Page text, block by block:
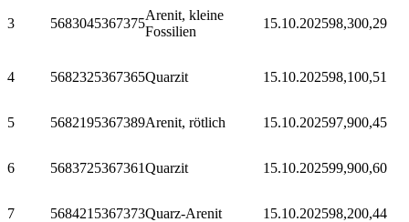
3 5683045367375
Arenit, kleine
Fossilien
15.10.202598,300,29
4 5682325367365Quarzit 15.10.202598,100,51
5 5682195367389Arenit, rötlich 15.10.202597,900,45
6 5683725367361Quarzit 15.10.202599,900,60
7 568421 5367373Quarz-Arenit 15.10.202598,200,44